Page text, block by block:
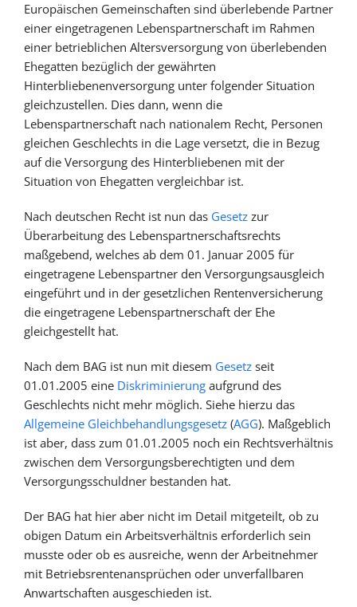
Europäischen Gemeinschaften sind überlebende Partner
einer eingetragenen Lebenspartnerschaft im Rahmen
einer betrieblichen Altersversorgung von überlebenden
Ehegatten bezüglich der gewährten
Hinterbliebenenversorgung unter folgender Situation
gleichzustellen. Dies dann, wenn die
Lebenspartnerschaft nach nationalem Recht, Personen
gleichen Geschlechts in die Lage versetzt, die in Bezug
auf die Versorgung des Hinterbliebenen mit der
Situation von Ehegatten vergleichbar ist.
Nach deutschen Recht ist nun das Gesetz zur
Überarbeitung des Lebenspartnerschaftsrechts
maßgebend, welches ab dem 01. Januar 2005 für
eingetragene Lebenspartner den Versorgungsausgleich
eingeführt und in der gesetzlichen Rentenversicherung
die eingetragene Lebenspartnerschaft der Ehe
gleichgestellt hat.
Nach dem BAG ist nun mit diesem Gesetz seit
01.01.2005 eine Diskriminierung aufgrund des
Geschlechts nicht mehr möglich. Siehe hierzu das
Allgemeine Gleichbehandlungsgesetz (AGG). Maßgeblich
ist aber, dass zum 01.01.2005 noch ein Rechtsverhältnis
zwischen dem Versorgungsberechtigten und dem
Versorgungsschuldner bestanden hat.
Der BAG hat hier aber nicht im Detail mitgeteilt, ob zu
obigen Datum ein Arbeitsverhältnis erforderlich sein
musste oder ob es ausreiche, wenn der Arbeitnehmer
mit Betriebsrentenansprüchen oder unverfallbaren
Anwartschaften ausgeschieden ist.